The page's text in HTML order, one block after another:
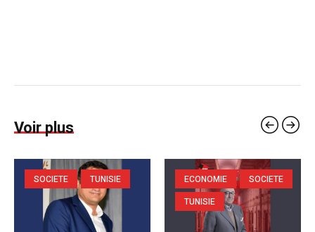
Voir plus
SOCIETE TUNISIE ECONOMIE
SOCIETE
TUNISIE